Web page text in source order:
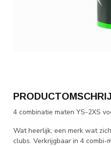
4 combinatie maten YS-2XS
Wat heerlijk, een merk wat
clubs. Verkrijgbaar in 4 combi-